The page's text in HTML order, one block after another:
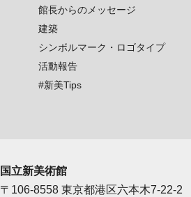
館長からのメッセージ
建築
シンボルマーク・ロゴタイプ
活動報告
#新美Tips
国立新美術館
〒106-8558 東京都港区六本木7-22-2